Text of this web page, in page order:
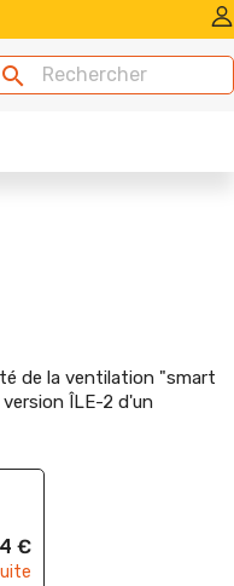
search
de la ventilation "smart
ÎLE-2 d'un
€